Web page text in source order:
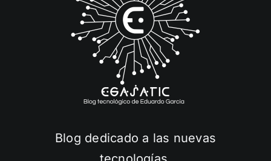
Blog dedicado a las nuevas